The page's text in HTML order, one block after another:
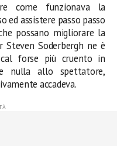
come funzionava la
ed assistere passo passo
possano migliorare la
Soderbergh ne è
forse più cruento in
nulla allo spettatore,
accadeva.